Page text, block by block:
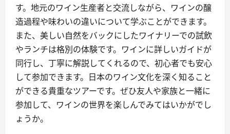
す。地元のワイン生産者と交流しながら、ワインの醸
造過程や味わいの違いについて学ぶことができます。
また、美しい自然をバックにしたワイナリーでの試飲
やランチは格別の体験です。ワインに詳しいガイドが
同行し、丁寧に解説してくれるので、初心者でも安心
して参加できます。日本のワイン文化を深く知ること
ができる貴重なツアーです。ぜひ友人や家族と一緒に
参加して、ワインの世界を楽しんでみてはいかがでし
ょうか。